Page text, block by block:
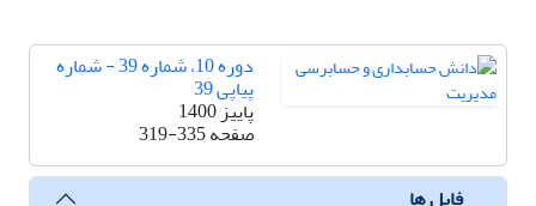
دوره 10، شماره 39 - شماره
پیاپی 39
پاییز 1400
صفحه319-335
فایل ها